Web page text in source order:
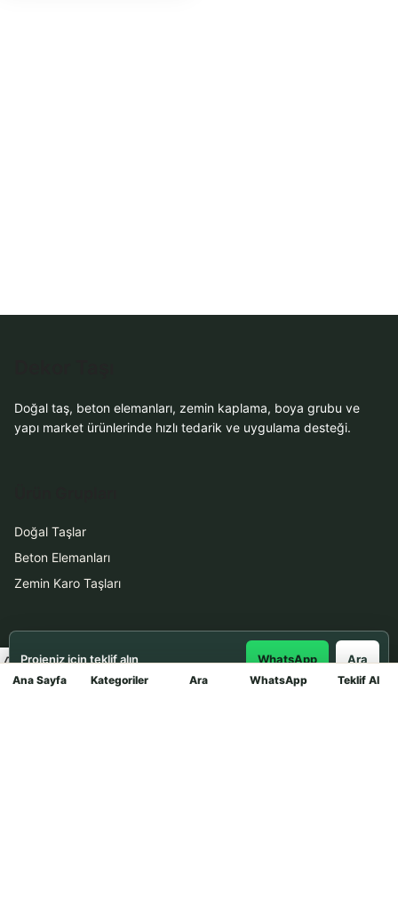
Ana Sayfa Kategoriler Ara WhatsApp Teklif Al
Doğal taş, beton elemanları, zemin kaplama, boya grubu ve
yapı market ürünlerinde hızlı tedarik ve uygulama desteği.
Doğal Taşlar
Beton Elemanları
Zemin Karo Taşları
Hizmetler
Uygulama
Projeniz için teklif alın WhatsApp Ara